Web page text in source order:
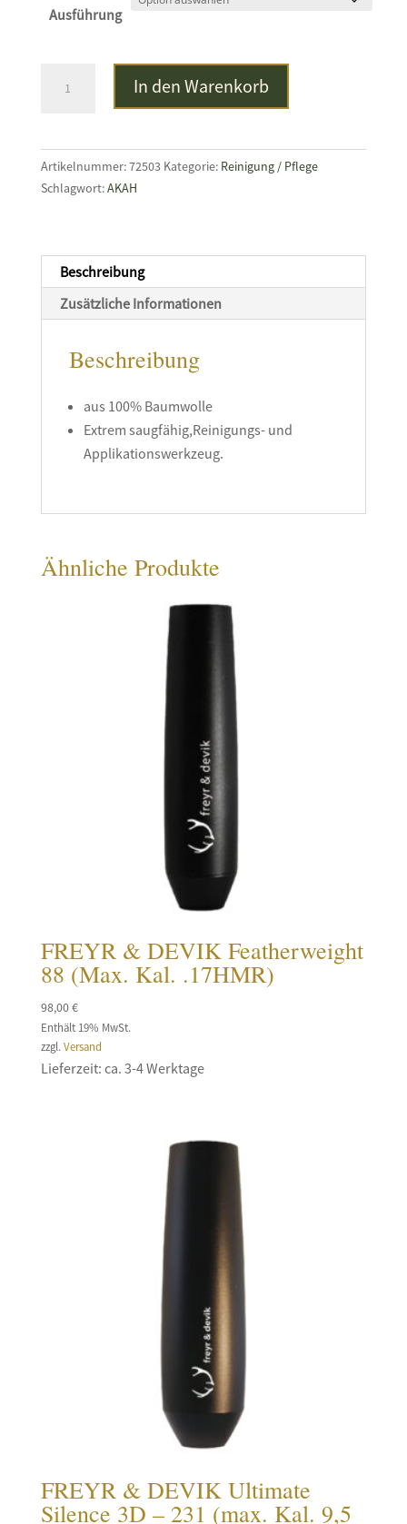
Ausführung
GUN
Menge
In den Warenkorb
Artikelnummer:72503 Kategorie: Reinigung / Pflege
Schlagwort:AKAH
Beschreibung
Zusätzliche Informationen
Beschreibung
aus 100% Baumwolle
Extrem saugfähig,Reinigungs- und
Applikationswerkzeug.
Ähnliche Produkte
FREYR & DEVIK Featherweight
88 (Max. Kal. .17HMR)
98,00€
Enthält 19% MwSt.
zzgl.Versand
Lieferzeit: ca. 3-4 Werktage
FREYR & DEVIK Ultimate
Silence 3D – 231 (max. Kal. 9,5